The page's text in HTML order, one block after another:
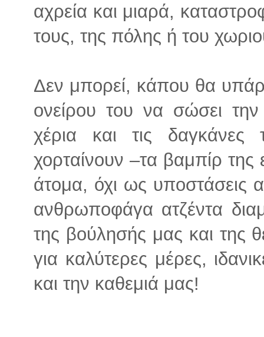
αχρεία και μιαρά,
τους, της πόλης ή του
Δεν μπορεί, κάπου θα
ονείρου του να σώσει
χέρια και τις
χορταίνουν –τα βαμπίρ της
άτομα, όχι ως υποστάσεις
ανθρωποφάγα ατζέντα
της βούλησής μας και της
για καλύτερες μέρες,
και την καθεμιά μας!